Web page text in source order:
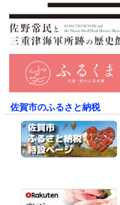
佐賀市のふるさと納税